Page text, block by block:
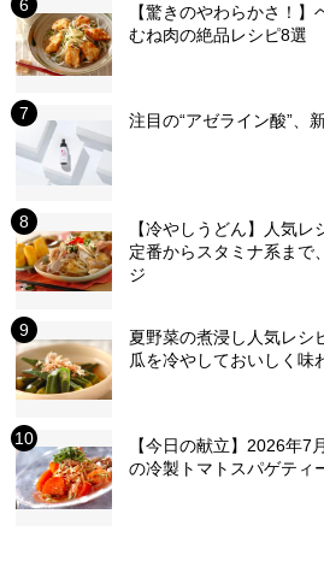
【驚きのやわらかさ！
むね肉の絶品レシピ8選
注目の“アゼライン酸”、
【冷やしうどん】人気レ
定番からスタミナ系まで
ジ
夏野菜の煮浸し人気レシ
瓜を冷やしておいしく味
【今日の献立】2026年7
の冷製トマトスパゲティ